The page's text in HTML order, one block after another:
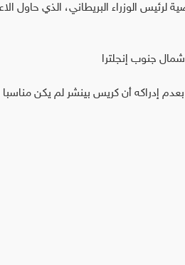
لرئيس الوزراء البريطاني، الذي
جنوب إنجلترا
إدراكه أن كريس بينشر لم يكن